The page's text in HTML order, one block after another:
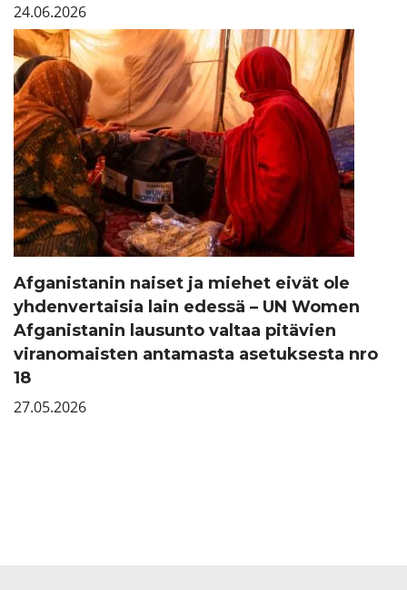
24.06.2026
Afganistanin naiset ja miehet eivät ole
yhdenvertaisia lain edessä – UN Women
Afganistanin lausunto valtaa pitävien
viranomaisten antamasta asetuksesta nro
18
27.05.2026